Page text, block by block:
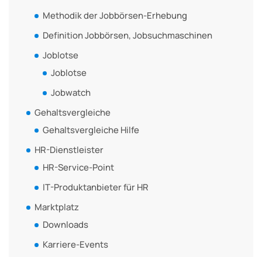
Methodik der Jobbörsen-Erhebung
Definition Jobbörsen, Jobsuchmaschinen
Joblotse
Joblotse
Jobwatch
Gehaltsvergleiche
Gehaltsvergleiche Hilfe
HR-Dienstleister
HR-Service-Point
IT-Produktanbieter für HR
Marktplatz
Downloads
Karriere-Events